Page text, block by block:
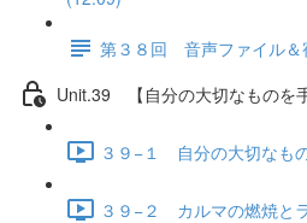
第３８回 音声ファイル＆
Unit.39 【自分の大切なものを
３９−１ 自分の大切なも
３９−２ カルマの燃焼と